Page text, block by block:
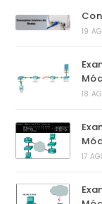
19
18
17